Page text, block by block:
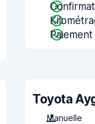
Toyota
Manuelle